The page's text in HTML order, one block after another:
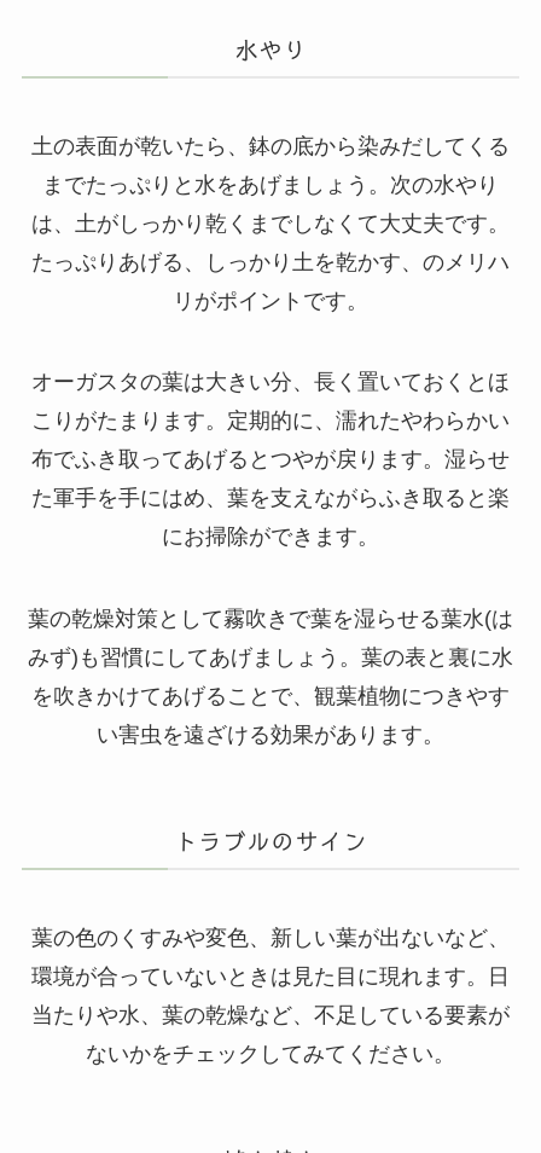
水やり
土の表面が乾いたら、鉢の底から染みだしてくる
までたっぷりと水をあげましょう。次の水やり
は、土がしっかり乾くまでしなくて大丈夫です。
たっぷりあげる、しっかり土を乾かす、のメリハ
リがポイントです。
オーガスタの葉は大きい分、長く置いておくとほ
こりがたまります。定期的に、濡れたやわらかい
布でふき取ってあげるとつやが戻ります。湿らせ
た軍手を手にはめ、葉を支えながらふき取ると楽
にお掃除ができます。
葉の乾燥対策として霧吹きで葉を湿らせる葉水(は
みず)も習慣にしてあげましょう。葉の表と裏に水
を吹きかけてあげることで、観葉植物につきやす
い害虫を遠ざける効果があります。
トラブルのサイン
葉の色のくすみや変色、新しい葉が出ないなど、
環境が合っていないときは見た目に現れます。日
当たりや水、葉の乾燥など、不足している要素が
ないかをチェックしてみてください。